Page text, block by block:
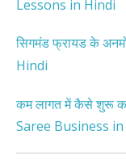
Lessons in Hindi
सिगमंड फ्रायड के
Hindi
कम लागत में कैसे शुरू
Saree Business